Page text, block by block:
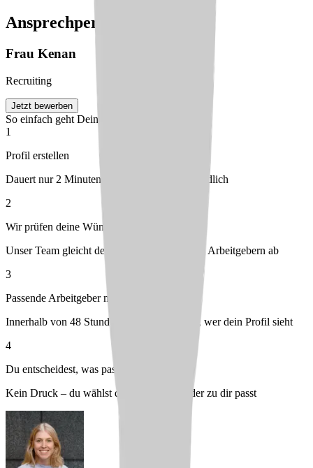
Ansprechperson
Frau Kenan
Recruiting
Jetzt bewerben
So einfach geht Deine Bewerbung
1
Profil erstellen
Dauert nur 2 Minuten – kostenlos & unverbindlich
2
Wir prüfen deine Wünsche
Unser Team gleicht dein Profil mit passenden Arbeitgebern ab
3
Passende Arbeitgeber melden sich bei dir
Innerhalb von 48 Stunden – du entscheidest, wer dein Profil sieht
4
Du entscheidest, was passt
Kein Druck – du wählst den Arbeitgeber, der zu dir passt